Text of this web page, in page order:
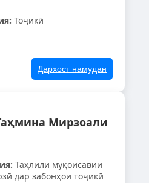
Тоҷикӣ
Дархост намудан
Мирзоали
Таҳлили муқоисавии
дар забонҳои тоҷикӣ